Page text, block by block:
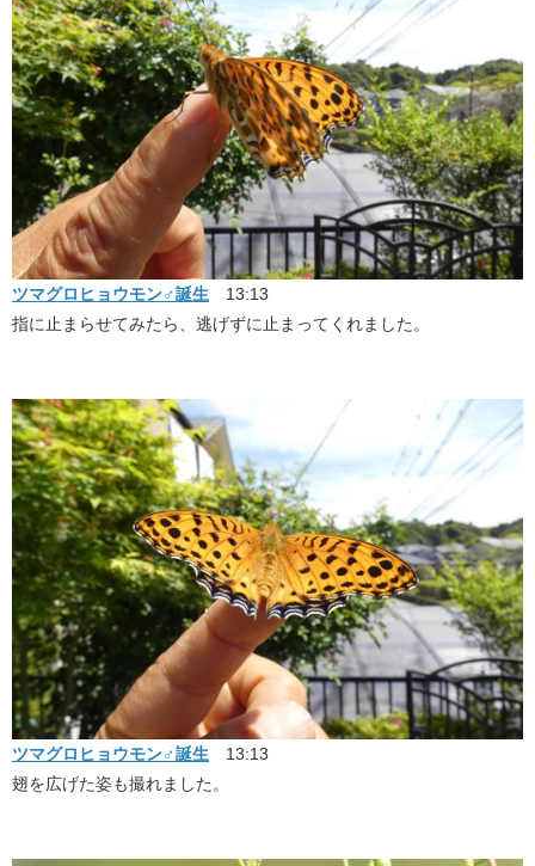
ツマグロヒョウモン♂誕生 13:13
指に止まらせてみたら、逃げずに止まってくれました。
ツマグロヒョウモン♂誕生 13:13
翅を広げた姿も撮れました。